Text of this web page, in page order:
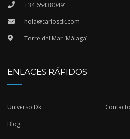
+34 654380491
hola@carlosdk.com
Torre del Mar (Málaga)
ENLACES RÁPIDOS
Universo Dk Contacto
Blog